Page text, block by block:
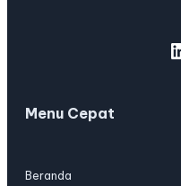
Menu Cepat
Beranda